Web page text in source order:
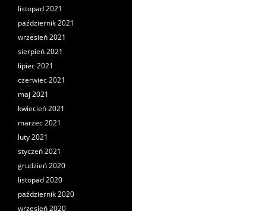
listopad 2021
październik 2021
wrzesień 2021
sierpień 2021
lipiec 2021
czerwiec 2021
maj 2021
kwiecień 2021
marzec 2021
luty 2021
styczeń 2021
grudzień 2020
listopad 2020
październik 2020
wrzesień 2020